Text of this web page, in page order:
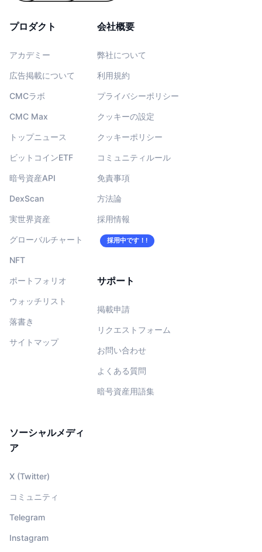
プロダクト
アカデミー
広告掲載について
CMCラボ
CMC Max
トップニュース
ビットコインETF
暗号資産API
DexScan
実世界資産
グローバルチャート
NFT
ポートフォリオ
ウォッチリスト
落書き
サイトマップ
会社概要
弊社について
利用規約
プライバシーポリシー
クッキーの設定
クッキーポリシー
コミュニティルール
免責事項
方法論
採用情報
採用中です！!
サポート
掲載申請
リクエストフォーム
お問い合わせ
よくある質問
暗号資産用語集
ソーシャルメディ
ア
X (Twitter)
コミュニティ
Telegram
Instagram